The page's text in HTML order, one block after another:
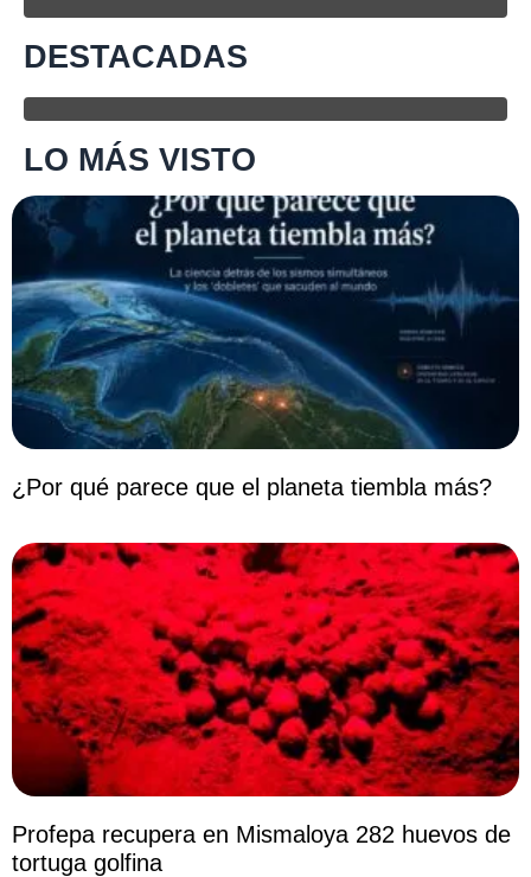
DESTACADAS
LO MÁS VISTO
¿Por qué parece que el planeta tiembla más?
Profepa recupera en Mismaloya 282 huevos de
tortuga golfina